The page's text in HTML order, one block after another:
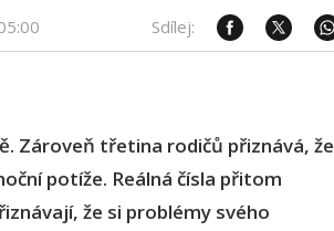
Sdílej:
Zároveň třetina rodičů přiznává, že
potíže. Reálná čísla přitom
že si problémy svého